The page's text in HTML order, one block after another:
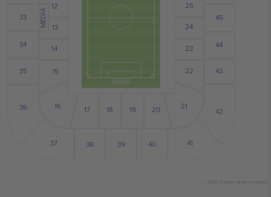
17 18 19 20
12
13
14
15
16 21
22
23
24
25
37 38 39 40 41
33
34
35
36 42
43
44
45
© 2024 Ticombo. All rights reserved
MEDIA